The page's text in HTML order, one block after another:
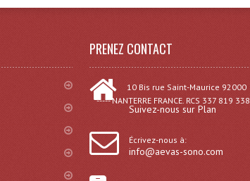
PRENEZ CONTACT
10 Bis rue Saint-Maurice 92000
----- NANTERRE FRANCE. RCS 337 819 338
Suivez-nous sur Plan
Écrivez-nous à:
info@aevas-sono.com